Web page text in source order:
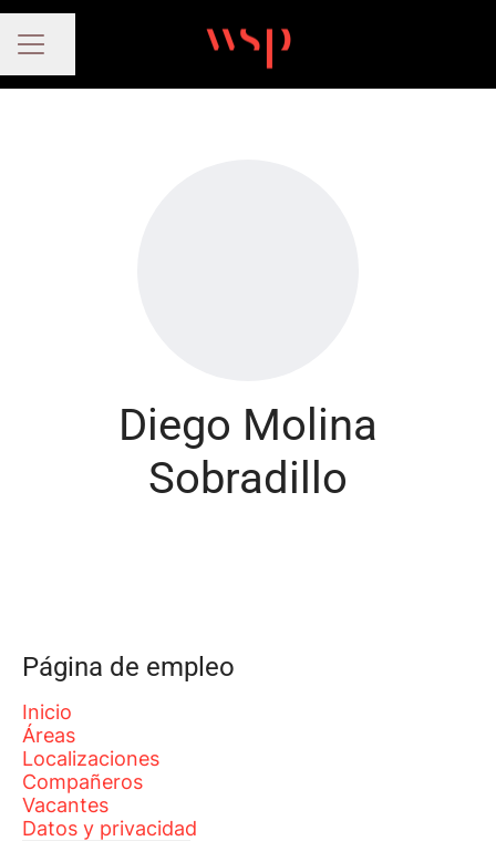
MENÚ DE EMPLEO
Compartir página
Diego Molina
Sobradillo
Página de empleo
Inicio
Áreas
Localizaciones
Compañeros
Vacantes
Datos y privacidad